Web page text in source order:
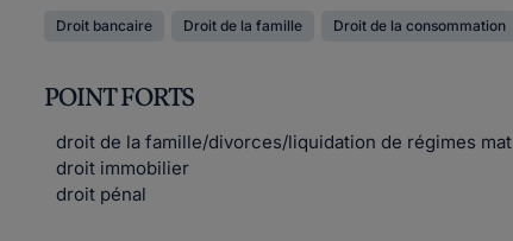
Droit bancaire Droit de la famille Droit de la consommation
POINT FORTS
droit de la famille/divorces/liquidation de régimes mat
droit immobilier
droit pénal